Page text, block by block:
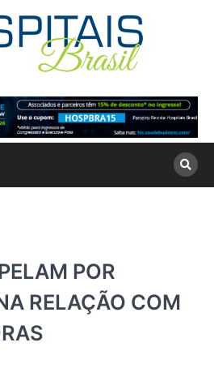
POR
RELAÇÃO COM